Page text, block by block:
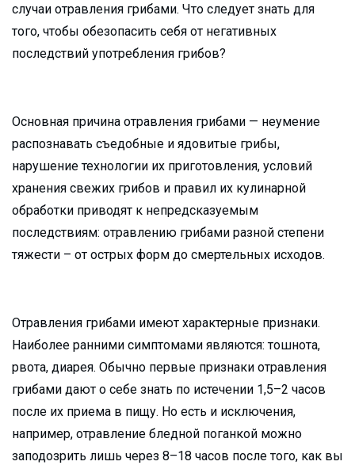
случаи отравления грибами. Что следует знать для
того, чтобы обезопасить себя от негативных
последствий употребления грибов?
Основная причина отравления грибами — неумение
распознавать съедобные и ядовитые грибы,
нарушение технологии их приготовления, условий
хранения свежих грибов и правил их кулинарной
обработки приводят к непредсказуемым
последствиям: отравлению грибами разной степени
тяжести – от острых форм до смертельных исходов.
Отравления грибами имеют характерные признаки.
Наиболее ранними симптомами являются: тошнота,
рвота, диарея. Обычно первые признаки отравления
грибами дают о себе знать по истечении 1,5–2 часов
после их приема в пищу. Но есть и исключения,
например, отравление бледной поганкой можно
заподозрить лишь через 8–18 часов после того, как вы